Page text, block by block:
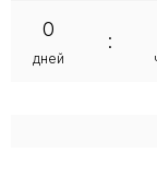
0
дней
: